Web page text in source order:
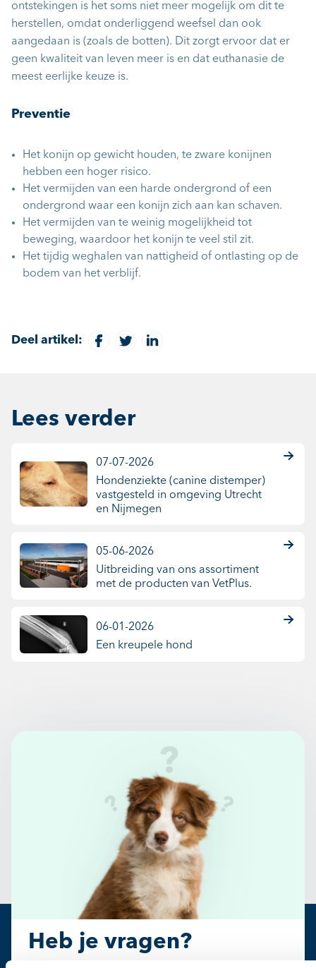
ontstekingen is het soms niet meer mogelijk om dit te
herstellen, omdat onderliggend weefsel dan ook
aangedaan is (zoals de botten). Dit zorgt ervoor dat er
geen kwaliteit van leven meer is en dat euthanasie de
meest eerlijke keuze is.
Preventie
Het konijn op gewicht houden, te zware konijnen
hebben een hoger risico.
Het vermijden van een harde ondergrond of een
ondergrond waar een konijn zich aan kan schaven.
Het vermijden van te weinig mogelijkheid tot
beweging, waardoor het konijn te veel stil zit.
Het tijdig weghalen van nattigheid of ontlasting op de
bodem van het verblijf.
Deel artikel:
Lees verder
07-07-2026
Hondenziekte (canine distemper)
vastgesteld in omgeving Utrecht
en Nijmegen
05-06-2026
Uitbreiding van ons assortiment
met de producten van VetPlus.
06-01-2026
Een kreupele hond
Heb je vragen?